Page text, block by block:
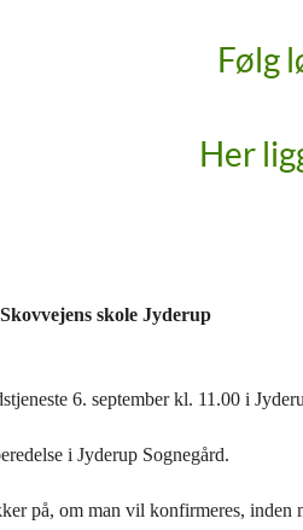
Følg
Her
skole Jyderup
6. september kl. 11.00 i
i Jyderup Sognegård.
på, om man vil konfirmeres, inden